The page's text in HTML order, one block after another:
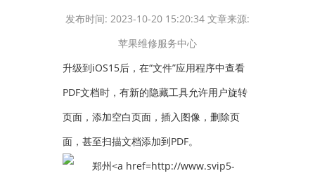
发布时间: 2023-10-20 15:20:34 文章来源:
苹果维修服务中心
升级到iOS15后，在“文件”应用程序中查看
PDF文档时，有新的隐藏工具允许用户旋转
页面，添加空白页面，插入图像，删除页
面，甚至扫描文档添加到PDF。